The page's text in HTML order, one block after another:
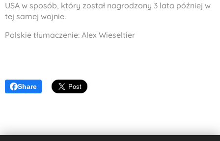
USA w sposób, który został nagrodzony 3 lata później w
tej samej wojnie.
Polskie tłumaczenie: Alex Wieseltier
Share